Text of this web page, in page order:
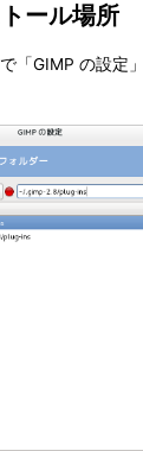
ール場所
「GIMP の設定